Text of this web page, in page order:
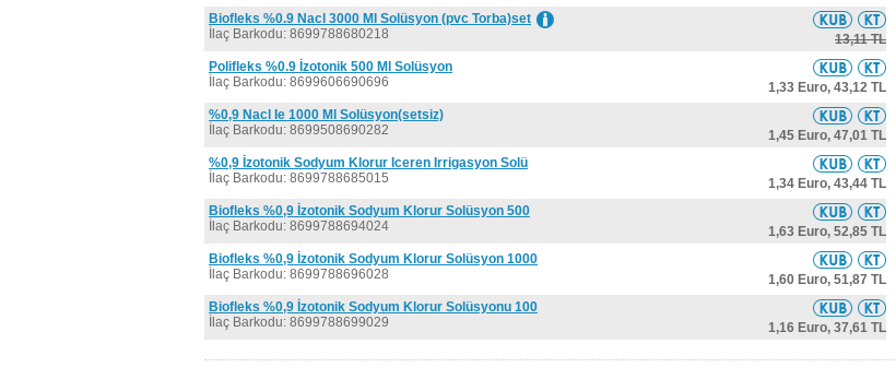
Biofleks %0.9 Nacl 3000 Ml Solüsyon (pvc Torba)set
İlaç Barkodu: 8699788680218
13,11 TL
Polifleks %0.9 İzotonik 500 Ml Solüsyon
İlaç Barkodu: 8699606690696
1,33 Euro, 43,12 TL
%0,9 Nacl Ie 1000 Ml Solüsyon(setsiz)
İlaç Barkodu: 8699508690282
1,45 Euro, 47,01 TL
%0,9 İzotonik Sodyum Klorur Iceren Irrigasyon Solü
İlaç Barkodu: 8699788685015
1,34 Euro, 43,44 TL
Biofleks %0,9 İzotonik Sodyum Klorur Solüsyon 500
İlaç Barkodu: 8699788694024
1,63 Euro, 52,85 TL
Biofleks %0,9 İzotonik Sodyum Klorur Solüsyon 1000
İlaç Barkodu: 8699788696028
1,60 Euro, 51,87 TL
Biofleks %0,9 İzotonik Sodyum Klorur Solüsyonu 100
İlaç Barkodu: 8699788699029
1,16 Euro, 37,61 TL